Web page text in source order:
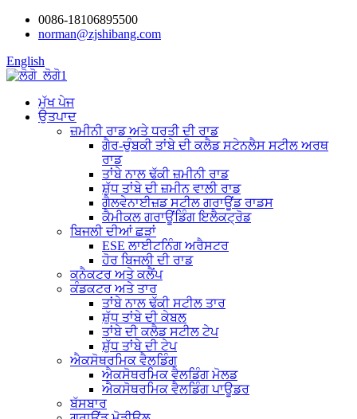
0086-18106895500
norman@zjshibang.com
English
ਮੁੱਖ ਪੇਜ
ਉਤਪਾਦ
ਜ਼ਮੀਨੀ ਰਾਡ ਅਤੇ ਧਰਤੀ ਦੀ ਰਾਡ
ਗੈਰ-ਚੁੰਬਕੀ ਤਾਂਬੇ ਦੀ ਕਲੈਡ ਸਟੇਨਲੈਸ ਸਟੀਲ ਅਰਥ
ਰਾਡ
ਤਾਂਬੇ ਨਾਲ ਢੱਕੀ ਜ਼ਮੀਨੀ ਰਾਡ
ਸ਼ੁੱਧ ਤਾਂਬੇ ਦੀ ਜ਼ਮੀਨ ਵਾਲੀ ਰਾਡ
ਗੈਲਵੇਨਾਈਜ਼ਡ ਸਟੀਲ ਗਰਾਊਂਡ ਰਾਡਸ
ਕੈਮੀਕਲ ਗਰਾਊਂਡਿੰਗ ਇਲੈਕਟ੍ਰੋਡ
ਬਿਜਲੀ ਦੀਆਂ ਛੜਾਂ
ESE ਲਾਈਟਨਿੰਗ ਅਰੈਸਟਰ
ਹੋਰ ਬਿਜਲੀ ਦੀ ਰਾਡ
ਕਨੈਕਟਰ ਅਤੇ ਕਲੈਂਪ
ਕੰਡਕਟਰ ਅਤੇ ਤਾਰ
ਤਾਂਬੇ ਨਾਲ ਢੱਕੀ ਸਟੀਲ ਤਾਰ
ਸ਼ੁੱਧ ਤਾਂਬੇ ਦੀ ਕੇਬਲ
ਤਾਂਬੇ ਦੀ ਕਲੈਡ ਸਟੀਲ ਟੇਪ
ਸ਼ੁੱਧ ਤਾਂਬੇ ਦੀ ਟੇਪ
ਐਕਸੋਥਰਮਿਕ ਵੈਲਡਿੰਗ
ਐਕਸੋਥਰਮਿਕ ਵੈਲਡਿੰਗ ਮੋਲਡ
ਐਕਸੋਥਰਮਿਕ ਵੈਲਡਿੰਗ ਪਾਊਡਰ
ਬੱਸਬਾਰ